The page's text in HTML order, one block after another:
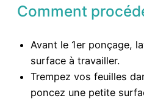
Comment
Avant le 1er ponçage,
surface à travailler.
Trempez vos feuilles
poncez une petite